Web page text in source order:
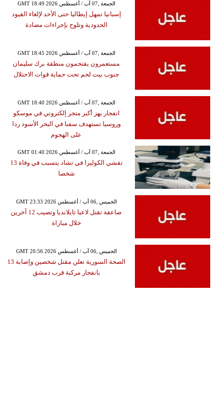
GMT 18:49 2026 الجمعة ,07 آب / أغسطس
إسبانيا تمهل إيطاليا حتى الأحد لإلغاء القيود
الحدودية وتلوح بإجراءات مضادة
GMT 18:45 2026 الجمعة ,07 آب / أغسطس
مستعمرون يقتحمون منطقة برك سليمان
جنوب بيت لحم تحت حماية قوات الاحتلال
GMT 18:40 2026 الجمعة ,07 آب / أغسطس
انفجار يهز أكبر متجر إلكتروني في موسكو
وروسيا تستهدف سفنا في البحر الأسود ردا
على الهجوم
GMT 01:40 2026 الجمعة ,07 آب / أغسطس
تفشي الكوليرا في تشاد يتسبب في وفاة 13
شخصا
GMT 23:33 2026 الخميس ,06 آب / أغسطس
صاعقة تقتل لاعبا تايلانديا وتصيب 12 آخرين
خلال مباراة
GMT 20:56 2026 الخميس ,06 آب / أغسطس
الصحة السورية تعلن مقتل شخصين وإصابة 13
بانفجار مركبة قرب دمشق